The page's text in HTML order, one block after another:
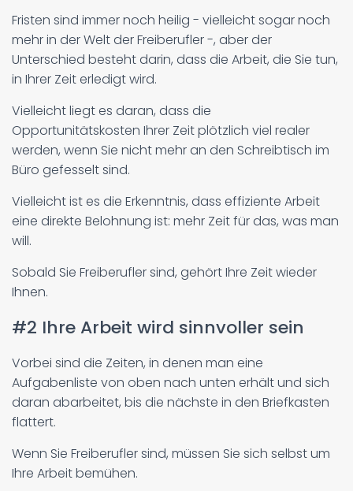
Fristen sind immer noch heilig - vielleicht sogar noch
mehr in der Welt der Freiberufler -, aber der
Unterschied besteht darin, dass die Arbeit, die Sie tun,
in Ihrer Zeit erledigt wird.
Vielleicht liegt es daran, dass die
Opportunitätskosten Ihrer Zeit plötzlich viel realer
werden, wenn Sie nicht mehr an den Schreibtisch im
Büro gefesselt sind.
Vielleicht ist es die Erkenntnis, dass effiziente Arbeit
eine direkte Belohnung ist: mehr Zeit für das, was man
will.
Sobald Sie Freiberufler sind, gehört Ihre Zeit wieder
Ihnen.
#2 Ihre Arbeit wird sinnvoller sein
Vorbei sind die Zeiten, in denen man eine
Aufgabenliste von oben nach unten erhält und sich
daran abarbeitet, bis die nächste in den Briefkasten
flattert.
Wenn Sie Freiberufler sind, müssen Sie sich selbst um
Ihre Arbeit bemühen.